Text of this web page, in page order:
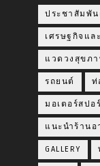
ประชาสัมพัน
เศรษฐกิจแล
แวดวงสุขภา
รถยนต์ ท่
มอเตอร์สปอ
แนะนำร้านอ
GALLERY